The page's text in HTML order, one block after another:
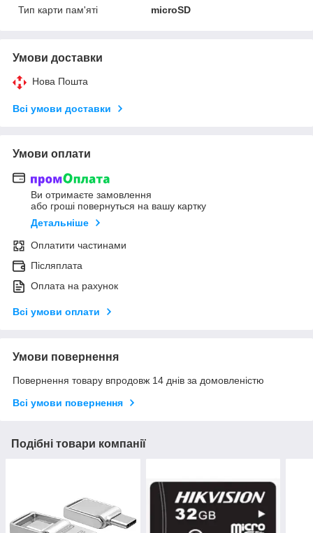
Тип карти пам'яті
microSD
Умови доставки
Нова Пошта
Всі умови доставки
Умови оплати
Ви отримаєте замовлення
або гроші повернуться на вашу картку
Детальніше
Оплатити частинами
Післяплата
Оплата на рахунок
Всі умови оплати
Умови повернення
Повернення товару впродовж 14 днів за домовленістю
Всі умови повернення
Подібні товари компанії